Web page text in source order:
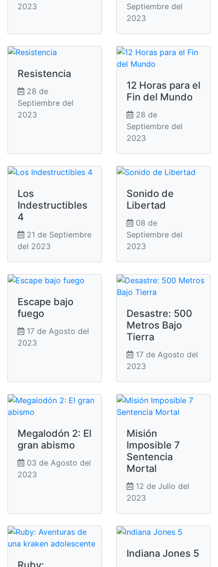
2023
Septiembre del
2023
Resistencia
28 de
Septiembre del
2023
12 Horas para el
Fin del Mundo
28 de
Septiembre del
2023
Los
Indestructibles
4
21 de Septiembre
del 2023
Sonido de
Libertad
08 de
Septiembre del
2023
Escape bajo
fuego
17 de Agosto del
2023
Desastre: 500
Metros Bajo
Tierra
17 de Agosto del
2023
Megalodón 2: El
gran abismo
03 de Agosto del
2023
Misión
Imposible 7
Sentencia
Mortal
12 de Julio del
2023
Indiana Jones 5